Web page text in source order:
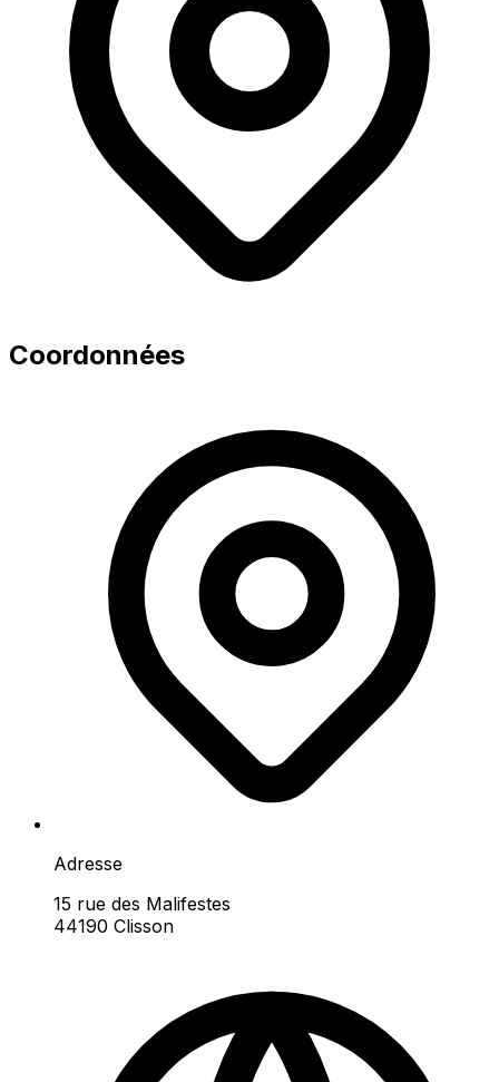
Coordonnées
Adresse
15 rue des Malifestes
44190 Clisson